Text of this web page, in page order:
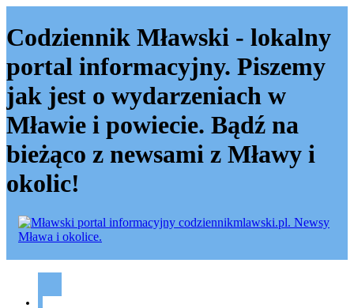
Codziennik Mławski - lokalny
portal informacyjny. Piszemy
jak jest o wydarzeniach w
Mławie i powiecie. Bądź na
bieżąco z newsami z Mławy i
okolic!
Codziennik mławski – Mława